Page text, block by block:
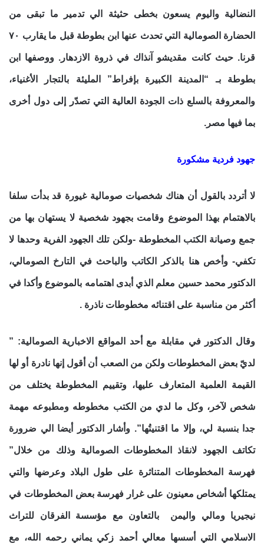
النضالية واليوم يسعون بخطى حثيثة الي تدمير ما تبقى من
الحضارة الصومالية التي تحدث عنها ابن بطوطة قبل ما يقارب ٧٠
قرنا. حيث كانت مقديشو آنذاك في ذروة الازدهار. ووصفها ابن
بطوطة بـ “المدينة الكبيرة بإفراط” المليئة بالتجار الأغنياء،
والمعروفة بالسلع ذات الجودة العالية التي تصدّر إلى دول أخرى
بما فيها مصر.
جهود فردية مشكورة
لا أتردد بالقول أن هناك شخصيات صومالية غيورة قد بدأت سلفا
بالاهتمام بهذا الموضوع وقامت بجهود شخصية لا يستهان بها من
جمع وصيانة الكتب المخطوطة -ولكن تلك الجهود الفرية وحدها لا
تكفي- وأخص هنا بالذكر الكاتب والباحث في التارخ الصومالي،
الدكتور محمد حسين معلم الذي أبدى اهتمامه بالموضوع وأكدا في
أكثر من مناسبة على اقتنائه مخطوطات ناذرة .
وقال الدكتور في مقابلة مع أحد المواقع الاخبارية الصومالية: ”
لديّ بعض المخطوطات ولكن من الصعب أن أقول إنها نادرة أو لها
القيمة العلمية المتعارف عليها، وتقييم المخطوطة يختلف من
شخص لآخر، وكل ما لدي من الكتب مخطوطه ومطبوعه مهمة
جدا بنسبة لي، وإلا ما اقتنيتُها”. وأشار الدكتور أيضا الي ضرورة
تكاتف الجهود لانقاذ المخطوطات الصومالية وذلك من خلال”
فهرسة المخطوطات المتناثرة على طول البلاد وعرضها والتي
يمتلكها أشخاص معينون على غرار فهرسة بعض المخطوطات في
نيجيريا ومالي واليمن بالتعاون مع مؤسسة الفرقان للتراث
الاسلامي التي أسسها معالي أحمد زكي يماني رحمه الله، مع